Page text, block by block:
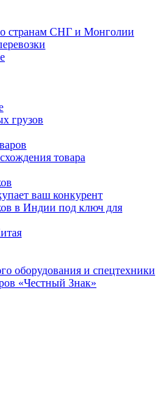
странам СНГ и Монголии
грузов
товара
ваш конкурент
в Индии под ключ для
оборудования и спецтехники
«Честный Знак»